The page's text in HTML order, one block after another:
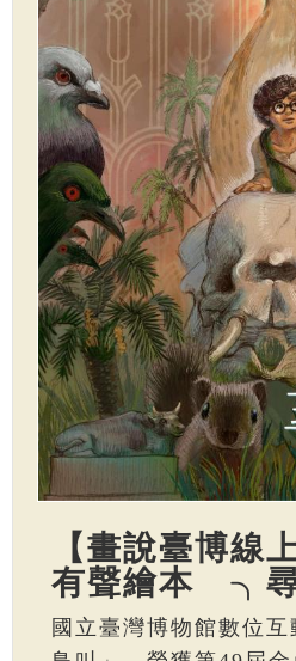
【畫說臺博線
有聲繪本 ╮
國立臺灣博物館數位